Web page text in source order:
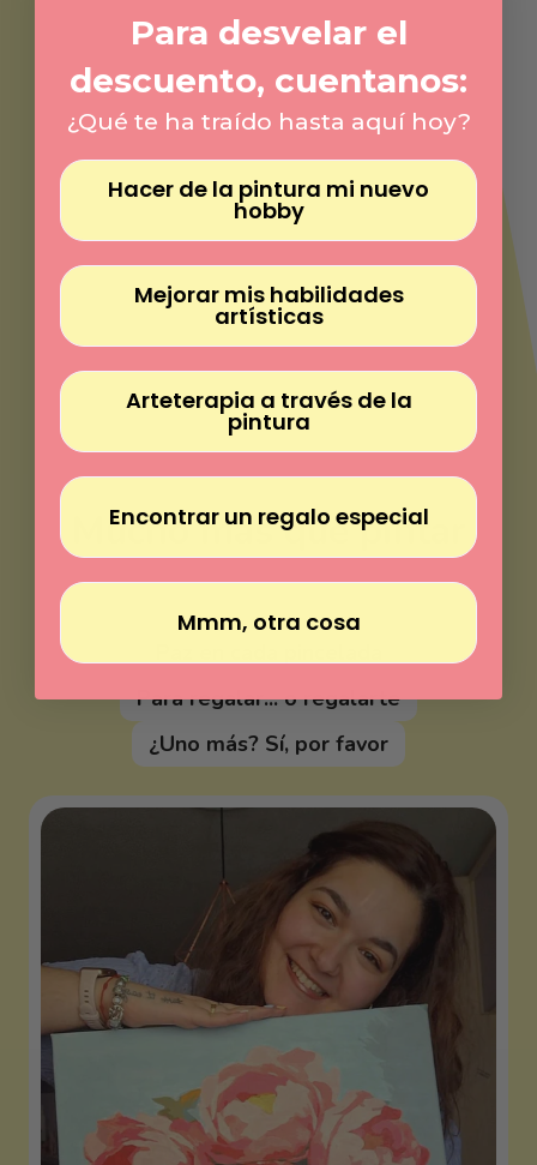
Mucho más que pintar
Para regalar... o regalarte
¿Uno más? Sí, por favor
Para desvelar el
descuento, cuentanos:
¿Qué te ha traído hasta aquí hoy?
Hacer de la pintura mi nuevo
hobby
Mejorar mis habilidades
artísticas
Arteterapia a través de la
pintura
Encontrar un regalo especial
Mmm, otra cosa